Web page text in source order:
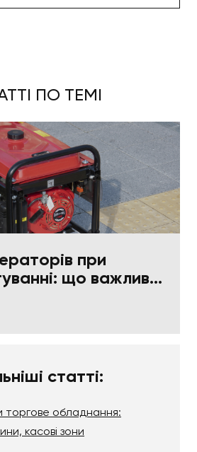
ПО ТЕМІ
при
що важливо
статті:
торгове обладнання:
касові зони